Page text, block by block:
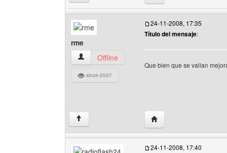
rme
rme Ver perfil del usuario
Offline
since-2007
24-11-2008, 17:35
Título del mensaje:
Que bien que se vallan
↑ Visitar sitio web del
24-11-2008, 17:40